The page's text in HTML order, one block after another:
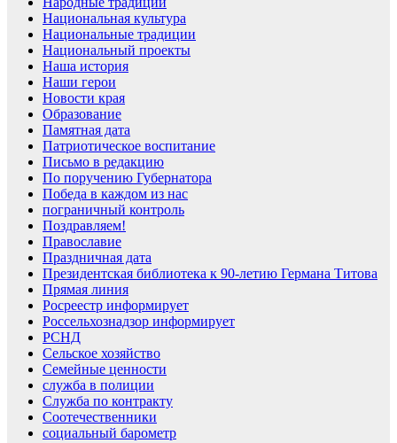
Национальная культура
Национальные традиции
Национальный проекты
Наша история
Наши герои
Новости края
Образование
Памятная дата
Патриотическое воспитание
Письмо в редакцию
По поручению Губернатора
Победа в каждом из нас
пограничный контроль
Поздравляем!
Православие
Праздничная дата
Президентская библиотека к 90-летию Германа Титова
Прямая линия
Росреестр информирует
Россельхознадзор информирует
РСНД
Сельское хозяйство
Семейные ценности
служба в полиции
Служба по контракту
Соотечественники
социальный барометр